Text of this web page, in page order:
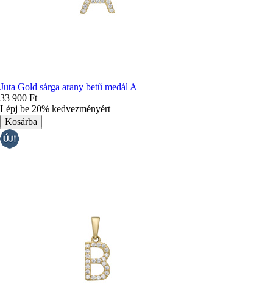
Juta Gold sárga arany betű medál A
33 900 Ft
Lépj be 20% kedvezményért